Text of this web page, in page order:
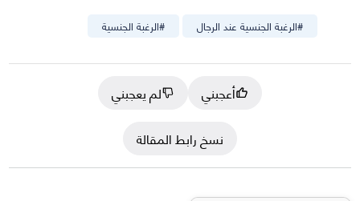
#الرغبة الجنسية #الرغبة الجنسية عند الرجال
أعجبني
لم يعجبني
نسخ رابط المقالة